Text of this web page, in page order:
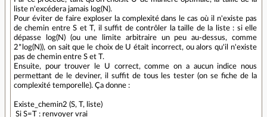
liste n'excédera jamais log(N).
Pour éviter de faire exploser la complexité dans le cas où il n'existe pas
de chemin entre S et T, il suffit de contrôler la taille de la liste : si elle
dépasse log(N) (ou une limite arbitraire un peu au-dessus, comme
2*log(N)), on sait que le choix de U était incorrect, ou alors qu'il n'existe
pas de chemin entre S et T.
Ensuite, pour trouver le U correct, comme on a aucun indice nous
permettant de le deviner, il suffit de tous les tester (on se fiche de la
complexité temporelle). Ça donne :
Existe_chemin2 (S, T, liste)
Si S=T : renvoyer vrai